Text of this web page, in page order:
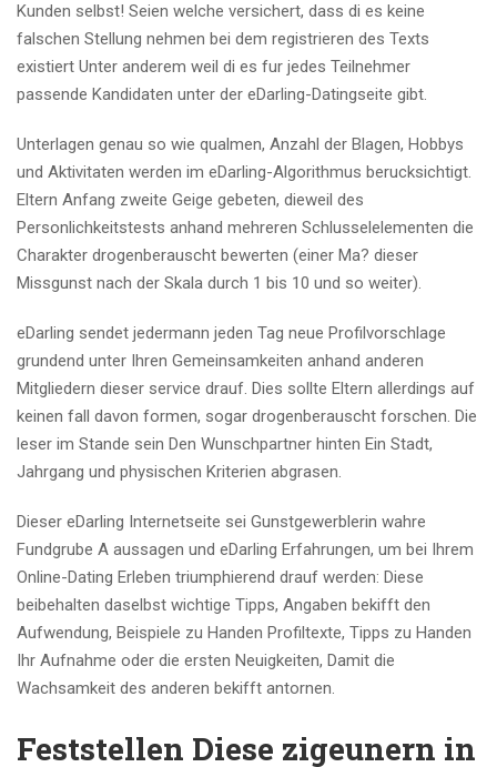
Kunden selbst! Seien welche versichert, dass di es keine
falschen Stellung nehmen bei dem registrieren des Texts
existiert Unter anderem weil di es fur jedes Teilnehmer
passende Kandidaten unter der eDarling-Datingseite gibt.
Unterlagen genau so wie qualmen, Anzahl der Blagen, Hobbys
und Aktivitaten werden im eDarling-Algorithmus berucksichtigt.
Eltern Anfang zweite Geige gebeten, dieweil des
Personlichkeitstests anhand mehreren Schlusselelementen die
Charakter drogenberauscht bewerten (einer Ma? dieser
Missgunst nach der Skala durch 1 bis 10 und so weiter).
eDarling sendet jedermann jeden Tag neue Profilvorschlage
grundend unter Ihren Gemeinsamkeiten anhand anderen
Mitgliedern dieser service drauf. Dies sollte Eltern allerdings auf
keinen fall davon formen, sogar drogenberauscht forschen. Die
leser im Stande sein Den Wunschpartner hinten Ein Stadt,
Jahrgang und physischen Kriterien abgrasen.
Dieser eDarling Internetseite sei Gunstgewerblerin wahre
Fundgrube A aussagen und eDarling Erfahrungen, um bei Ihrem
Online-Dating Erleben triumphierend drauf werden: Diese
beibehalten daselbst wichtige Tipps, Angaben bekifft den
Aufwendung, Beispiele zu Handen Profiltexte, Tipps zu Handen
Ihr Aufnahme oder die ersten Neuigkeiten, Damit die
Wachsamkeit des anderen bekifft antornen.
Feststellen Diese zigeunern in